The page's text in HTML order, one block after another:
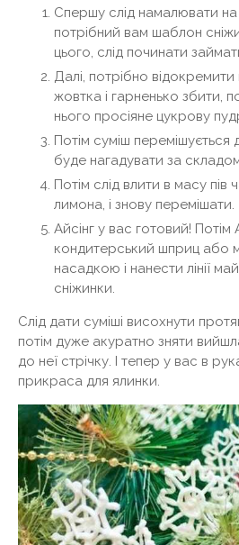
Спершу слід намалювати
потрібний вам шаблон
цього, слід починати
Далі, потрібно відокремити
жовтка і гарненько збити,
нього просіяне цукрову
Потім суміш перемішується
буде нагадувати за
Потім слід влити в масу пів
лимона, і знову перемішати.
Айсінг у вас готовий! Потім
кондитерський шприц або
насадкою і нанести лінії
сніжинки.
Слід дати суміші висохнути
потім дуже акуратно зняти
до неї стрічку. І тепер у вас в
прикраса для ялинки.